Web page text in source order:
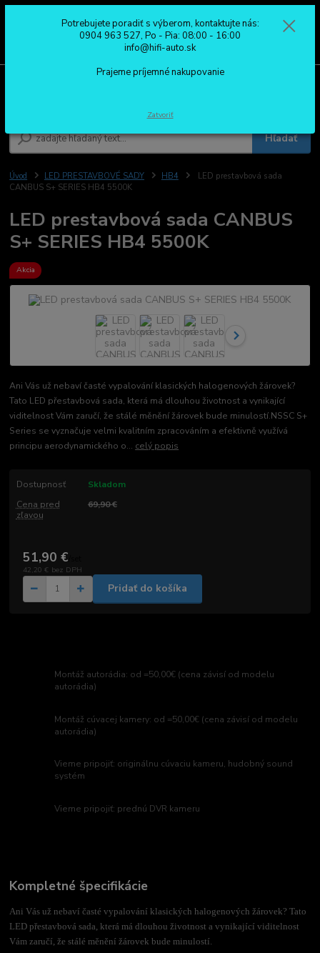
Hľadať
0904 963 527
Po - Pia: 08:00 - 16:00
Úvod LED PRESTAVBOVÉ SADY HB4
LED prestavbová sada
CANBUS S+ SERIES HB4 5500K
LED prestavbová sada CANBUS
S+ SERIES HB4 5500K
Akcia
Ani Vás už nebaví časté vypalování klasických halogenových žárovek?
Tato LED přestavbová sada, která má dlouhou životnost a vynikající
viditelnost Vám zaručí, že stálé měnění žárovek bude minulostí.NSSC S+
Series se vyznačuje velmi kvalitním zpracováním a efektivně využívá
principu aerodynamického o... celý popis
Dostupnosť
Skladom
Cena pred
zľavou
69,90 €
51,90 €
42,20 € bez DPH
Pridať do košíka
Montáž autorádia: od =50,00€ (cena závisí od modelu
autorádia)
Montáž cúvacej kamery: od =50,00€ (cena závisí od modelu
autorádia)
Vieme pripojiť: originálnu cúvaciu kameru, hudobný sound
systém
Vieme pripojiť: prednú DVR kameru
Kompletné špecifikácie
Ani Vás už nebaví časté vypalování klasických halogenových žárovek? Tato
LED přestavbová sada, která má dlouhou životnost a vynikající viditelnost
Vám zaručí, že stálé měnění žárovek bude minulostí.
Potrebujete poradiť s výberom, kontaktujte nás:
0904 963 527, Po - Pia: 08:00 - 16:00
info@hifi-auto.sk
Prajeme príjemné nakupovanie
Zatvoriť